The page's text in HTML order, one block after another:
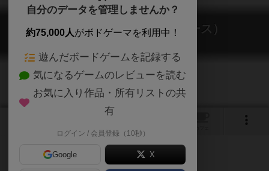
ラスボスたちの憂鬱（ブルース）
The Final Bosses’ Blues
自分のデータを管理しませんか？
約75,000人がボドゲーマを利用中！
遊んだボードゲームを記録する
気になるゲームのレビューを読む
お気に入り作品・所有リストの共
有
ログイン / 会員登録（10秒）
Google X